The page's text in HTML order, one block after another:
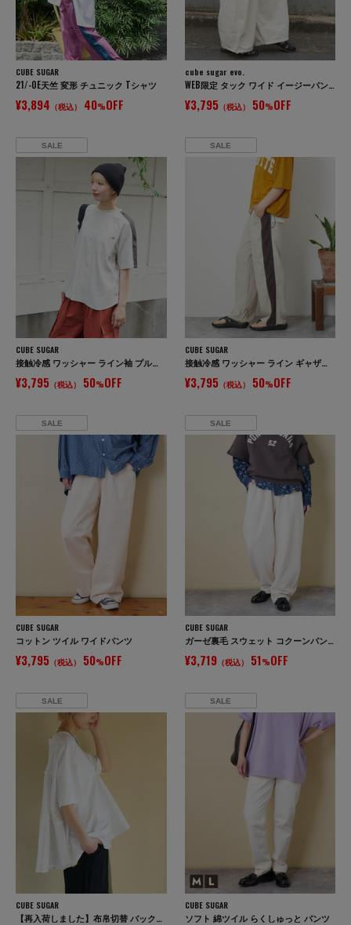
CUBE SUGAR
21/-OE天竺 変形 チュニック Tシャツ
¥3,894 （税込） 40%OFF
cube sugar evo.
WEB限定 タック ワイド イージーパンツ
¥3,795（税込） 50%OFF
SALE
CUBE SUGAR
接触冷感 ワッシャー ライン袖 プルオーバー シャツ
¥3,795 （税込） 50%OFF
SALE
CUBE SUGAR
接触冷感 ワッシャー ライン ギャザーパンツ
¥3,795（税込） 50%OFF
SALE
CUBE SUGAR
コットン ツイル ワイドパンツ
¥3,795 （税込） 50%OFF
SALE
CUBE SUGAR
ガーゼ裏毛 スウェット コクーンパンツ
¥3,719（税込） 51%OFF
SALE
CUBE SUGAR
【再入荷しました】布帛切替 バックギャザー プルオーバー Tシャツ
SALE
CUBE SUGAR
ソフト 綿ツイル らくしゅっと パンツ